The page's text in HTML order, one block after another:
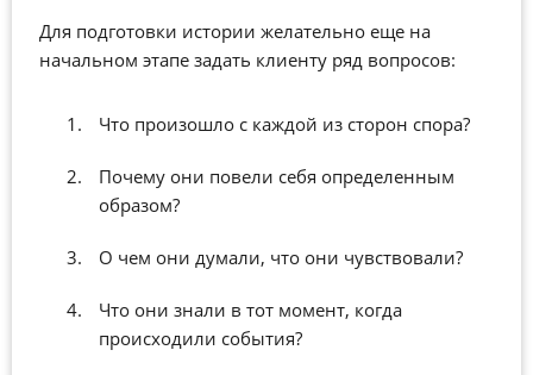
Для подготовки истории желательно еще на
начальном этапе задать клиенту ряд вопросов:
Что произошло с каждой из сторон спора?
Почему они повели себя определенным
образом?
О чем они думали, что они чувствовали?
Что они знали в тот момент, когда
происходили события?